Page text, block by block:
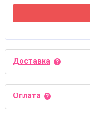
Доставка
Оплата